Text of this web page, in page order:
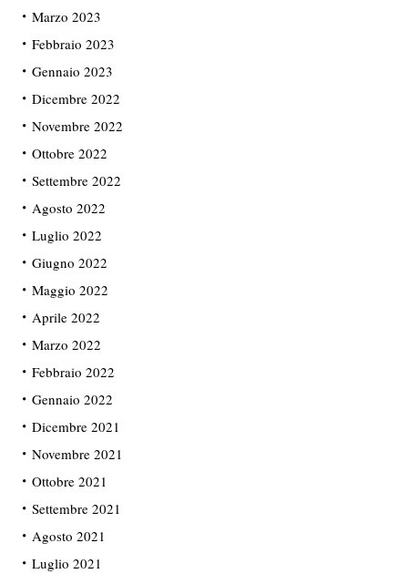
Marzo 2023
Febbraio 2023
Gennaio 2023
Dicembre 2022
Novembre 2022
Ottobre 2022
Settembre 2022
Agosto 2022
Luglio 2022
Giugno 2022
Maggio 2022
Aprile 2022
Marzo 2022
Febbraio 2022
Gennaio 2022
Dicembre 2021
Novembre 2021
Ottobre 2021
Settembre 2021
Agosto 2021
Luglio 2021